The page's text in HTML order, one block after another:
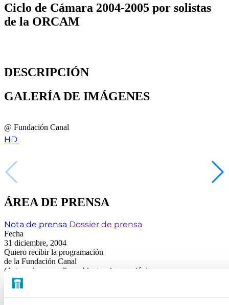
Ciclo de Cámara 2004-2005 por solistas
de la ORCAM
DESCRIPCIÓN
GALERÍA DE IMÁGENES
@ Fundación Canal
HD
ÁREA DE PRENSA
Nota de prensa Dossier de prensa
Fecha
31 diciembre, 2004
Quiero recibir la programación
de la Fundación Canal
(Arte, cultura, medio ambiente e innovación)
FUNDACIÓN CANAL